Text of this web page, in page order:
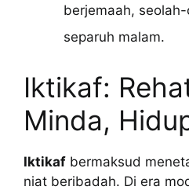
berjemaah,
separuh malam.
Iktikaf:
Minda,
Iktikaf bermaksud
niat beribadah. Di era